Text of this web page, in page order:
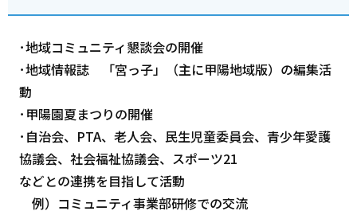
･地域コミュニティ懇談会の開催
･地域情報誌 「宮っ子」（主に甲陽地域版）の編集活
動
･甲陽園夏まつりの開催
･自治会、PTA、老人会、民生児童委員会、青少年愛護
協議会、社会福祉協議会、スポーツ21
などとの連携を目指して活動
例）コミュニティ事業部研修での交流